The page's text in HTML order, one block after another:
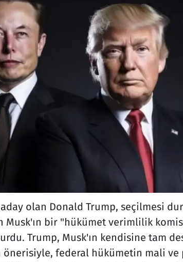
olan Donald Trump, seçilmesi
bir "hükümet verimlilik
Trump, Musk'ın kendisine tam
önerisiyle, federal hükümetin mali ve